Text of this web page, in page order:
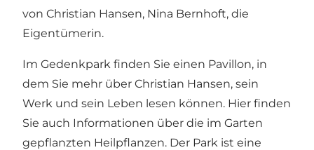
von Christian Hansen, Nina Bernhoft, die
Eigentümerin.
Im Gedenkpark finden Sie einen Pavillon, in
dem Sie mehr über Christian Hansen, sein
Werk und sein Leben lesen können. Hier finden
Sie auch Informationen über die im Garten
gepflanzten Heilpflanzen. Der Park ist eine